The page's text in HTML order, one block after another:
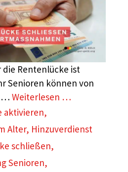
die Rentenlücke ist
Senioren können von
… Weiterlesen …
aktivieren,
Alter, Hinzuverdienst
schließen,
Senioren,